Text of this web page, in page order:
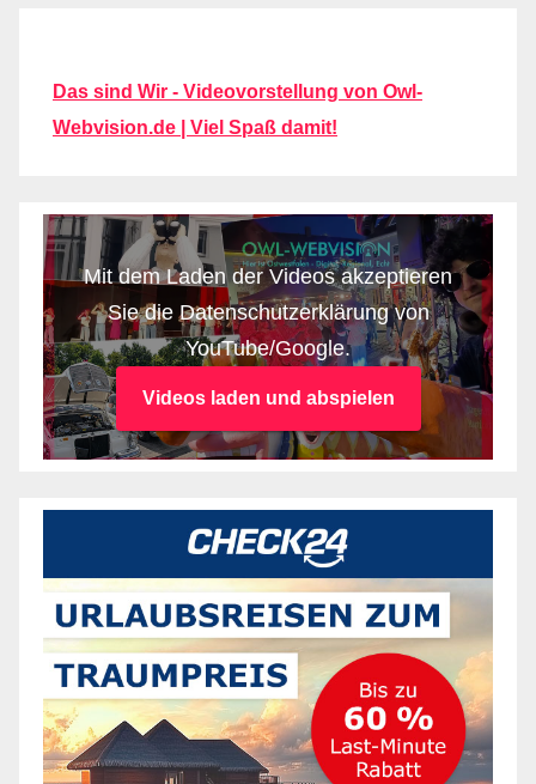
Das sind Wir - Videovorstellung von Owl-
Webvision.de | Viel Spaß damit!
Mit dem Laden der Videos akzeptieren
Sie die Datenschutzerklärung von
YouTube/Google.
Videos laden und abspielen